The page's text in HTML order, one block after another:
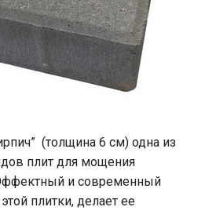
(толщина 6 см) одна из
плит для мощения
и современный
плитки, делает ее